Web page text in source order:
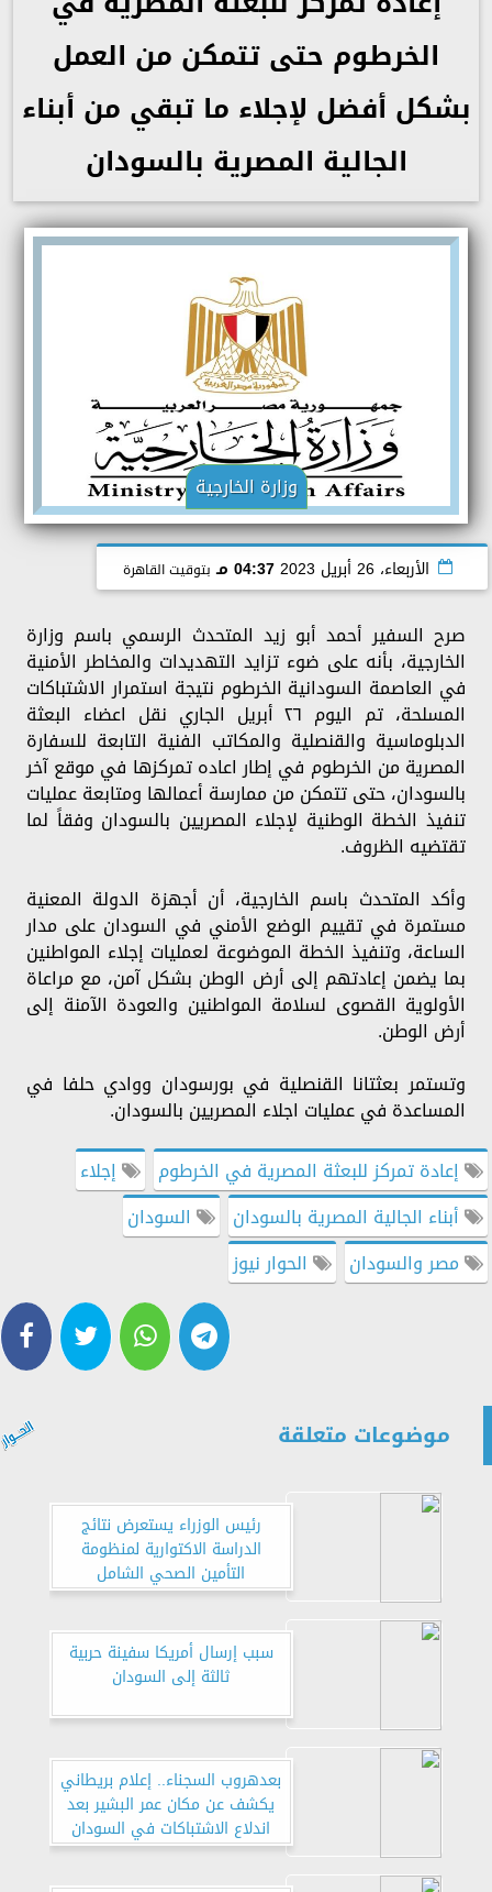
الخرطوم حتى تتمكن من العمل
بشكل أفضل لإجلاء ما تبقي من أبناء
الجالية المصرية بالسودان
وزارة الخارجية
الأربعاء، 26 أبريل 2023 04:37 مـ بتوقيت القاهرة
صرح السفير أحمد أبو زيد المتحدث الرسمي باسم وزارة
الخارجية، بأنه على ضوء تزايد التهديدات والمخاطر الأمنية
في العاصمة السودانية الخرطوم نتيجة استمرار الاشتباكات
المسلحة، تم اليوم ٢٦ أبريل الجاري نقل اعضاء البعثة
الدبلوماسية والقنصلية والمكاتب الفنية التابعة للسفارة
المصرية من الخرطوم في إطار اعاده تمركزها في موقع آخر
بالسودان، حتى تتمكن من ممارسة أعمالها ومتابعة عمليات
تنفيذ الخطة الوطنية لإجلاء المصريين بالسودان وفقاً لما
تقتضيه الظروف.
وأكد المتحدث باسم الخارجية، أن أجهزة الدولة المعنية
مستمرة في تقييم الوضع الأمني في السودان على مدار
الساعة، وتنفيذ الخطة الموضوعة لعمليات إجلاء المواطنين
بما يضمن إعادتهم إلى أرض الوطن بشكل آمن، مع مراعاة
الأولوية القصوى لسلامة المواطنين والعودة الآمنة إلى
أرض الوطن.
وتستمر بعثتانا القنصلية في بورسودان ووادي حلفا في
المساعدة في عمليات اجلاء المصريين بالسودان.
إعادة تمركز للبعثة المصرية في الخرطوم
إجلاء
أبناء الجالية المصرية بالسودان
السودان
مصر والسودان
الحوار نيوز
موضوعات متعلقة
رئيس الوزراء يستعرض نتائج
الدراسة الاكتوارية لمنظومة
التأمين الصحي الشامل
سبب إرسال أمريكا سفينة حربية
ثالثة إلى السودان
بعدهروب السجناء.. إعلام بريطاني
يكشف عن مكان عمر البشير بعد
اندلاع الاشتباكات في السودان